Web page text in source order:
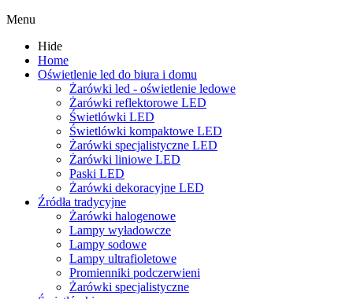
Menu
Hide
Home
Oświetlenie led do biura i domu
Żarówki led - oświetlenie ledowe
Żarówki reflektorowe LED
Świetlówki LED
Świetlówki kompaktowe LED
Żarówki specjalistyczne LED
Żarówki liniowe LED
Paski LED
Żarówki dekoracyjne LED
Źródła tradycyjne
Żarówki halogenowe
Lampy wyładowcze
Lampy sodowe
Lampy ultrafioletowe
Promienniki podczerwieni
Żarówki specjalistyczne